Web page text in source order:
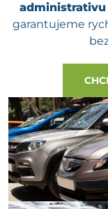
administrativu
garantujeme